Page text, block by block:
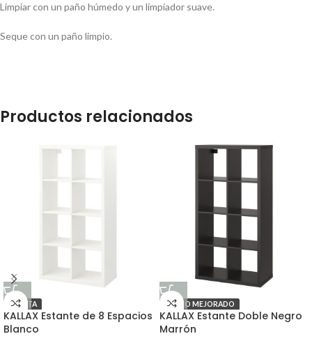
Limpiar con un paño húmedo y un limpiador suave.
Seque con un paño limpio.
Productos relacionados
OFERTA
KALLAX Estante de 8 Espacios
Blanco
PRECIO MEJORADO
KALLAX Estante Doble Negro
Marrón